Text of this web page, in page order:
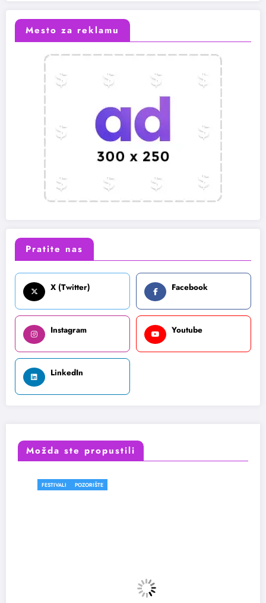
Mesto za reklamu
Pratite nas
X (Twitter) Facebook
Instagram Youtube
LinkedIn
Možda ste propustili
FESTIVALI POZORIŠTE